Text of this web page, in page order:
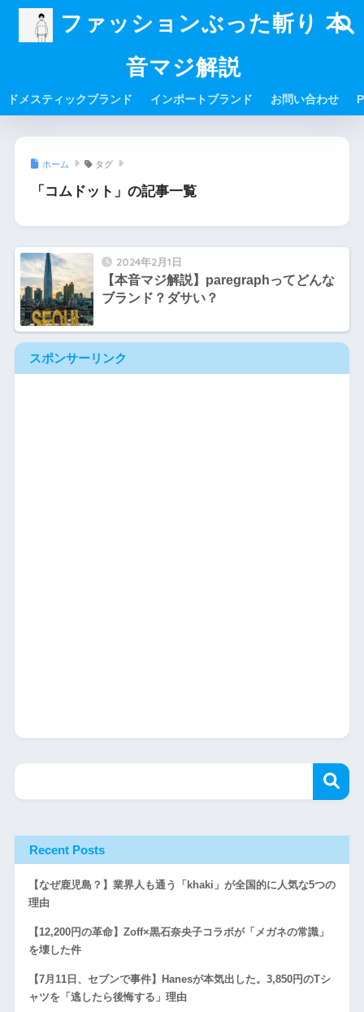
ファッションぶった斬り 本
音マジ解説
ドメスティックブランド インポートブランド お問い合わせ
ホーム タグ
「コムドット」の記事一覧
2024年2月1日
【本音マジ解説】paregraphってどんな
ブランド？ダサい？
スポンサーリンク
Recent Posts
【なぜ鹿児島？】業界人も通う「khaki」が全国的に人気な5つの
理由
【12,200円の革命】Zoff×黒石奈央子コラボが「メガネの常識」
を壊した件
【7月11日、セブンで事件】Hanesが本気出した。3,850円のTシ
ャツを「逃したら後悔する」理由